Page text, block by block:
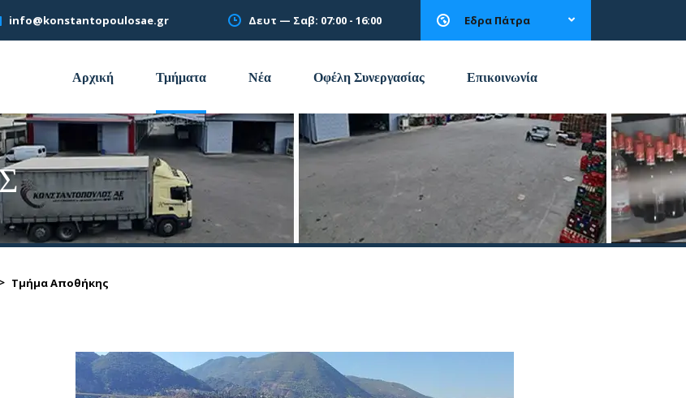
Εδρα Πάτρα
info@konstantopoulosae.gr Δευτ — Σαβ: 07:00 - 16:00
Αρχική Τμήματα Νέα Οφέλη Συνεργασίας Επικοινωνία
> Τμήμα Αποθήκης